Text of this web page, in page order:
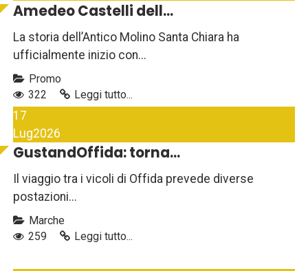
Amedeo Castelli dell...
La storia dell’Antico Molino Santa Chiara ha
ufficialmente inizio con...
Promo
322
Leggi tutto...
17
Lug2026
GustandOffida: torna...
Il viaggio tra i vicoli di Offida prevede diverse
postazioni...
Marche
259
Leggi tutto...